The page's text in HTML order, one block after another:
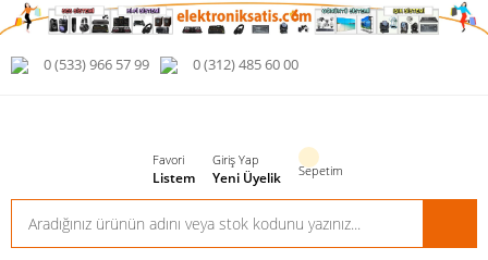
0 (533) 966 57 99 0 (312) 485 60 00
Favori
Listem
Giriş Yap
Yeni Üyelik Sepetim